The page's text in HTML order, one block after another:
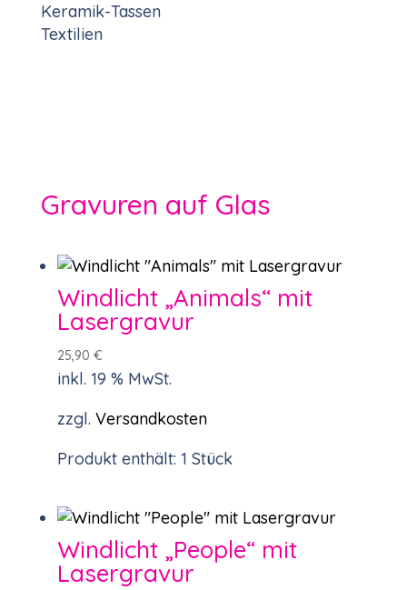
Keramik-Tassen
Textilien
Gravuren auf Glas
Windlicht „Animals“ mit
Lasergravur
25,90 €
inkl. 19 % MwSt.
zzgl. Versandkosten
Produkt enthält: 1 Stück
Windlicht „People“ mit
Lasergravur